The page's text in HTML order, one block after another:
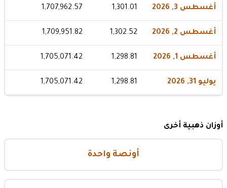
أغسطس 3, 2026 1,301.01
1,707,962.57
أغسطس 2, 2026 1,302.52
1,709,951.82
أغسطس 1, 2026 1,298.81
1,705,071.42
يوليو 31, 2026 1,298.81
1,705,071.42
أوزان ذهبية أخرى
أونصة واحدة